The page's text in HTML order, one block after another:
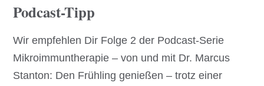
Podcast-Tipp
Wir empfehlen Dir Folge 2 der Podcast-Serie
Mikroimmuntherapie – von und mit Dr. Marcus
Stanton: Den Frühling genießen – trotz einer